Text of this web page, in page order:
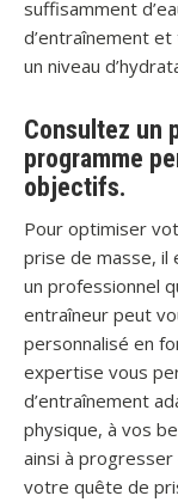
suffisamment
d’entraînement
un niveau
Consultez un
programme
objectifs.
Pour optimiser
prise de masse, il
un professionnel
entraîneur peut
personnalisé en
expertise vous
d’entraînement
physique, à vos
ainsi à
votre quête de